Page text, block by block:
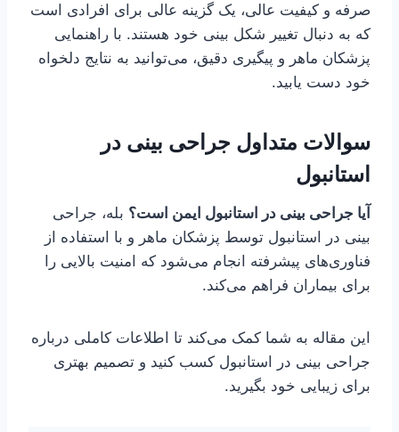
صرفه و کیفیت عالی، یک گزینه عالی برای افرادی است
که به دنبال تغییر شکل بینی خود هستند. با راهنمایی
پزشکان ماهر و پیگیری دقیق، می‌توانید به نتایج دلخواه
خود دست یابید.
سوالات متداول جراحی بینی در
استانبول
آیا جراحی بینی در استانبول ایمن است؟ بله، جراحی
بینی در استانبول توسط پزشکان ماهر و با استفاده از
فناوری‌های پیشرفته انجام می‌شود که امنیت بالایی را
برای بیماران فراهم می‌کند.
این مقاله به شما کمک می‌کند تا اطلاعات کاملی درباره
جراحی بینی در استانبول کسب کنید و تصمیم بهتری
برای زیبایی خود بگیرید.